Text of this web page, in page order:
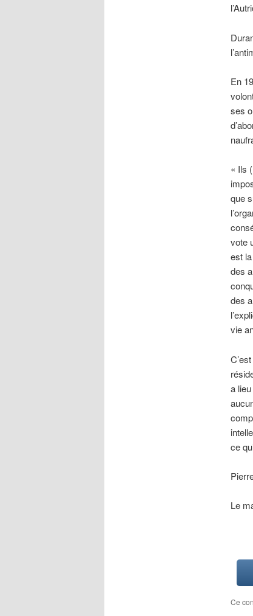
En
ses
« Ils
que
vote
est
des
des
vie
a
ce
Le
Ce